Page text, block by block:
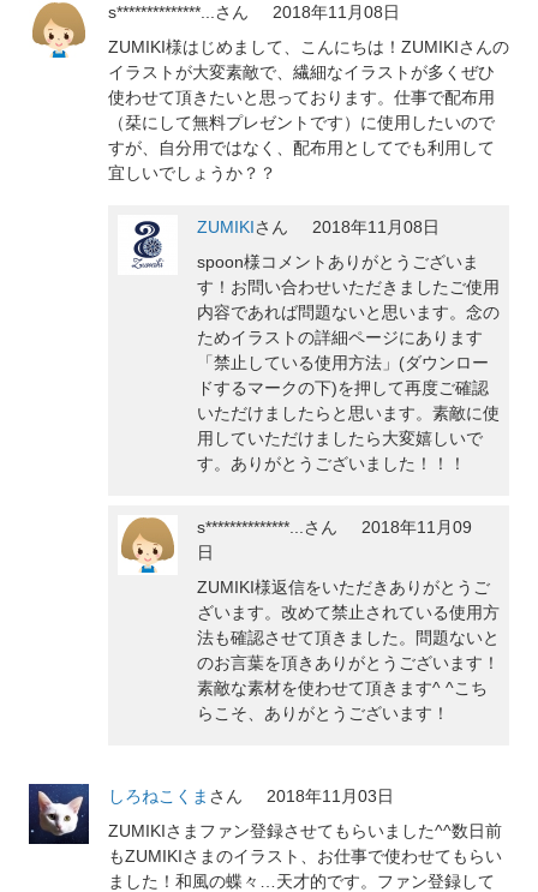
s**************... さん
2018年11月08日
ZUMIKI様はじめまして、こんにちは！ZUMIKIさんの
イラストが大変素敵で、繊細なイラストが多くぜひ
使わせて頂きたいと思っております。仕事で配布用
（栞にして無料プレゼントです）に使用したいので
すが、自分用ではなく、配布用としてでも利用して
宜しいでしょうか？？
ZUMIKIさん
2018年11月08日
spoon様コメントありがとうございま
す！お問い合わせいただきましたご使用
内容であれば問題ないと思います。念の
ためイラストの詳細ページにあります
「禁止している使用方法」(ダウンロー
ドするマークの下)を押して再度ご確認
いただけましたらと思います。素敵に使
用していただけましたら大変嬉しいで
す。ありがとうございました！！！
s**************... さん
2018年11月09
日
ZUMIKI様返信をいただきありがとうご
ざいます。改めて禁止されている使用方
法も確認させて頂きました。問題ないと
のお言葉を頂きありがとうございます！
素敵な素材を使わせて頂きます^ ^こち
らこそ、ありがとうございます！
しろねこくま さん
2018年11月03日
ZUMIKIさまファン登録させてもらいました^^数日前
もZUMIKIさまのイラスト、お仕事で使わせてもらい
ました！和風の蝶々…天才的です。ファン登録して